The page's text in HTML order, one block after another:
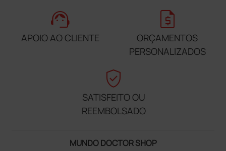
support_agent
APOIO AO CLIENTE
request_quote
ORÇAMENTOS
PERSONALIZADOS
verified_user
SATISFEITO OU
REEMBOLSADO
MUNDO DOCTOR SHOP